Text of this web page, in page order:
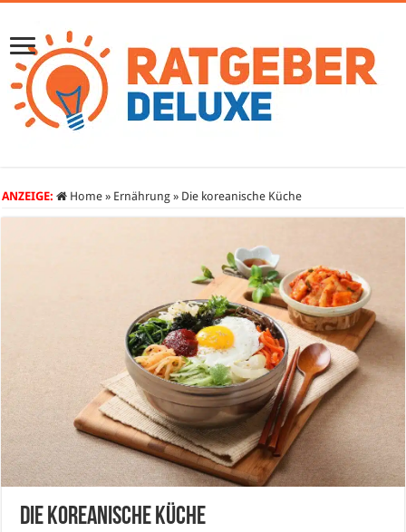
ANZEIGE: Home » Ernährung » Die koreanische Küche
Die koreanische Küche